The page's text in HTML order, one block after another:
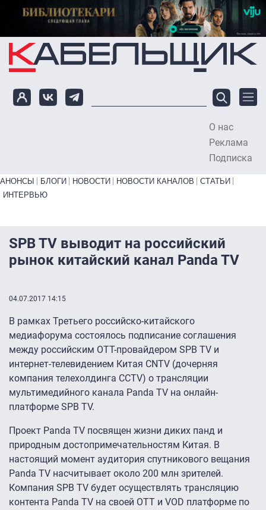
Перейти к основному содержанию
О нас
Реклама
Подписка
Primary links bottom
АНОНСЫ БЛОГИ НОВОСТИ НОВОСТИ КАНАЛОВ
СТАТЬИ
ИНТЕРВЬЮ
SPB TV выводит на российский
рынок китайский канал Panda TV
04.07.2017 14:15
В рамках Третьего российско-китайского
медиафорума состоялось подписание соглашения
между российским ОТТ-провайдером SPB TV и
интернет-телевидением Китая CNTV (дочерняя
компания телехолдинга CCTV) о трансляции
мультимедийного канала Panda TV на онлайн-
платформе SPB TV.
Проект Panda TV посвящен жизни диких панд и
природным достопримечательностям Китая. В
настоящий момент аудитория спутникового вещания
Panda TV насчитывает около 200 млн зрителей.
Компания SPB TV будет осуществлять трансляцию
контента Panda TV на своей OTT и VOD платформе по